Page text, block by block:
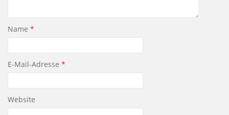
Name *
E-Mail-Adresse *
Website